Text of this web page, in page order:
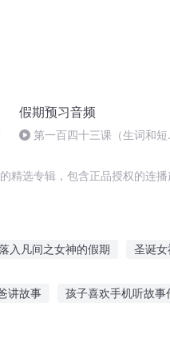
假期预习音频
第一百四十三课（生词和短
精选专辑，包含正品授权的连
入凡间之女神的假期 圣诞
讲故事 孩子喜欢手机听故事